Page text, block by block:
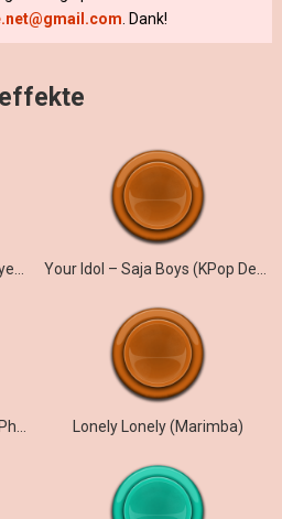
. Dank!
Lonely Lonely (Marimba)